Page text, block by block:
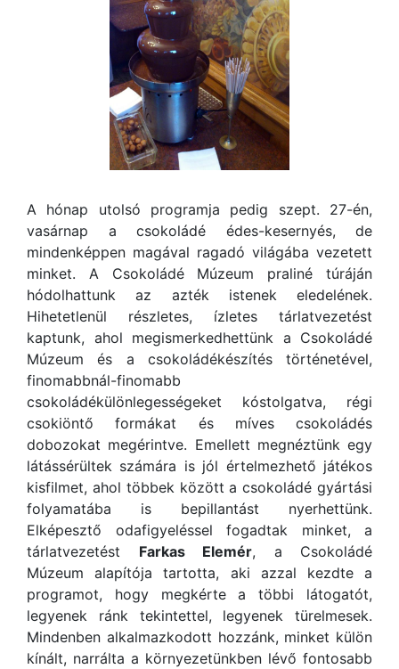
A hónap utolsó programja pedig szept. 27-én,
vasárnap a csokoládé édes-kesernyés, de
mindenképpen magával ragadó világába vezetett
minket. A Csokoládé Múzeum praliné túráján
hódolhattunk az azték istenek eledelének.
Hihetetlenül részletes, ízletes tárlatvezetést
kaptunk, ahol megismerkedhettünk a Csokoládé
Múzeum és a csokoládékészítés történetével,
finomabbnál-finomabb
csokoládékülönlegességeket kóstolgatva, régi
csokiöntő formákat és míves csokoládés
dobozokat megérintve. Emellett megnéztünk egy
látássérültek számára is jól értelmezhető játékos
kisfilmet, ahol többek között a csokoládé gyártási
folyamatába is bepillantást nyerhettünk.
Elképesztő odafigyeléssel fogadtak minket, a
tárlatvezetést Farkas Elemér, a Csokoládé
Múzeum alapítója tartotta, aki azzal kezdte a
programot, hogy megkérte a többi látogatót,
legyenek ránk tekintettel, legyenek türelmesek.
Mindenben alkalmazkodott hozzánk, minket külön
kínált, narrálta a környezetünkben lévő fontosabb